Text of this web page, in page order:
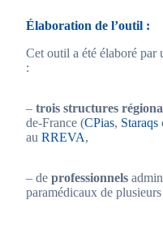
Élaboration de l’outil :
Cet outil a été élaboré par
:
– trois structures
de-France (CPias, Staraqs
au RREVA,
– de professionnels
paramédicaux de